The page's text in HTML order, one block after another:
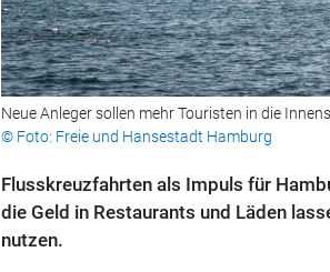
Neue Anleger sollen mehr Touristen in die
© Foto: Freie und Hansestadt Hamburg
Flusskreuzfahrten als Impuls für
die Geld in Restaurants und Läden
nutzen.